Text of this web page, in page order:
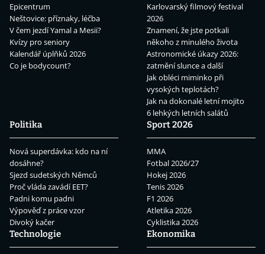
Epicentrum
Neštovice: příznaky, léčba
V čem jezdí Yamal a Mesii?
Kvízy pro seniory
Kalendář úplňků 2026
Co je bodycount?
Karlovarský filmový festival
2026
Znamení, že jste potkali
někoho z minulého života
Astronomické úkazy 2026:
zatmění slunce a další
Jak obléci miminko při
vysokých teplotách?
Jak na dokonalé letní mojito
6 lehkých letních salátů
Politika
Nová superdávka: kdo na ní
dosáhne?
Sjezd sudetských Němců
Proč vláda zavádí EET?
Padni komu padni
Výpověď z práce vzor
Divoký kačer
Sport 2026
MMA
Fotbal 2026/27
Hokej 2026
Tenis 2026
F1 2026
Atletika 2026
Cyklistika 2026
Technologie
Ekonomika